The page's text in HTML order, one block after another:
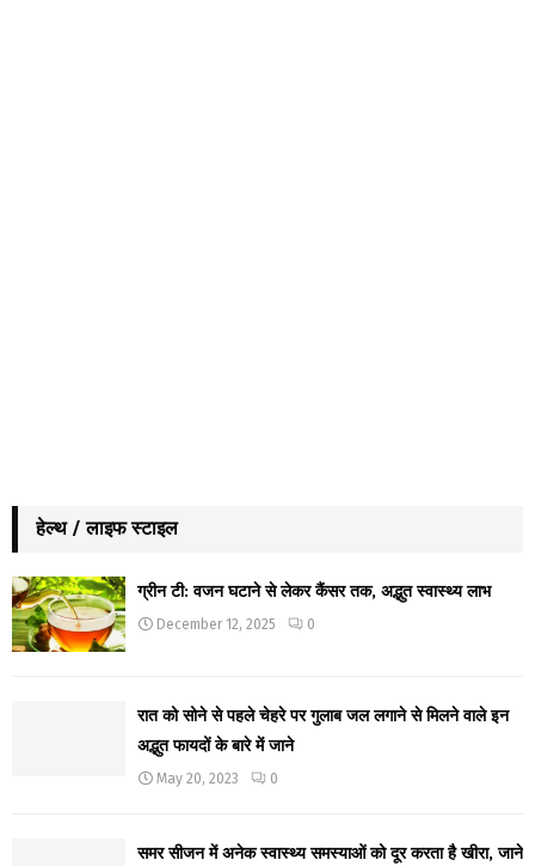
हेल्थ / लाइफ स्टाइल
ग्रीन टी: वजन घटाने से लेकर कैंसर तक, अद्भुत स्वास्थ्य लाभ
December 12, 2025 0
रात को सोने से पहले चेहरे पर गुलाब जल लगाने से मिलने वाले इन
अद्भुत फायदों के बारे में जाने
May 20, 2023 0
समर सीजन में अनेक स्वास्थ्य समस्याओं को दूर करता है खीरा, जाने